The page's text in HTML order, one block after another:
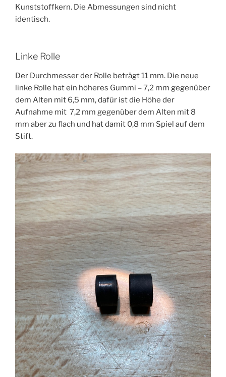
Kunststoffkern. Die Abmessungen sind nicht
identisch.
Linke Rolle
Der Durchmesser der Rolle beträgt 11 mm. Die neue
linke Rolle hat ein höheres Gummi – 7,2 mm gegenüber
dem Alten mit 6,5 mm, dafür ist die Höhe der
Aufnahme mit 7,2 mm gegenüber dem Alten mit 8
mm aber zu flach und hat damit 0,8 mm Spiel auf dem
Stift.